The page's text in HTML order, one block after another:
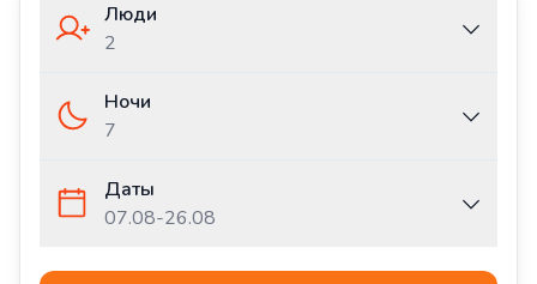
Люди
2
Ночи
7
Даты
07.08-26.08